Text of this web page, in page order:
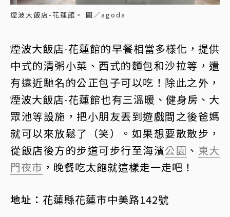
煙波大飯店-花蓮館。 圖／agoda
煙波大飯店-花蓮館的早餐相當多樣化，提供
中式的清粥小菜、西式的麵包和沙拉等，還
有遠近馳名的公正包子可以吃！除此之外，
煙波大飯店-花蓮館也有三溫暖、健身房、大
眾池等設施，把小朋友丟到遊戲間之後爸媽
就可以來放鬆了（笑）。如果想要散散步，
從飯店後方的步道可步行至海濱公園 、 東大
門夜市 ，晚餐吃太飽就這樣走一走吧！
地址： 花蓮縣花蓮市中美路142號